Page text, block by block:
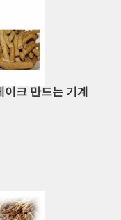
크 만드는 기계